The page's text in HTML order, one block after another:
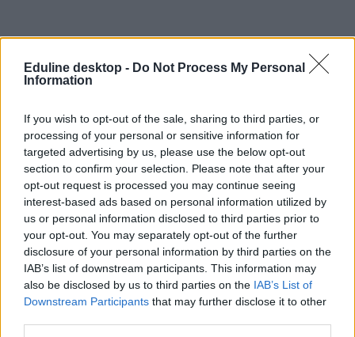
Eduline desktop - Do Not Process My Personal
Information
If you wish to opt-out of the sale, sharing to third parties, or
processing of your personal or sensitive information for
targeted advertising by us, please use the below opt-out
section to confirm your selection. Please note that after your
opt-out request is processed you may continue seeing
interest-based ads based on personal information utilized by
us or personal information disclosed to third parties prior to
your opt-out. You may separately opt-out of the further
disclosure of your personal information by third parties on the
IAB’s list of downstream participants. This information may
also be disclosed by us to third parties on the IAB’s List of
Downstream Participants that may further disclose it to other